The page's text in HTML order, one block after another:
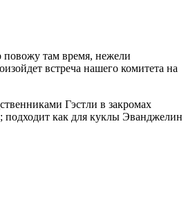
повожу там время, нежели
встреча нашего комитета на
Гэстли в закромах
подходит как для куклы Эванджелин